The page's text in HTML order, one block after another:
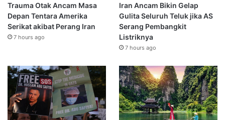
Trauma Otak Ancam Masa
Depan Tentara Amerika
Serikat akibat Perang Iran
7 hours ago
Iran Ancam Bikin Gelap
Gulita Seluruh Teluk jika AS
Serang Pembangkit
Listriknya
7 hours ago